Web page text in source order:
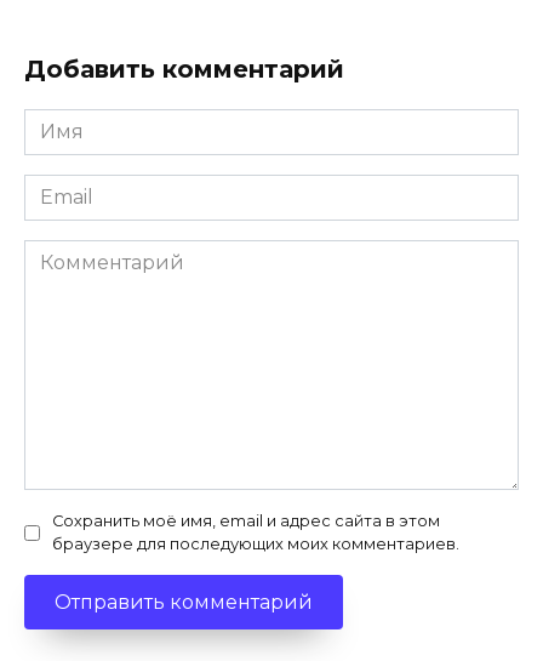
Добавить комментарий
Имя
*
Email
*
Комментарий
Сохранить моё имя, email и адрес сайта в этом
браузере для последующих моих комментариев.